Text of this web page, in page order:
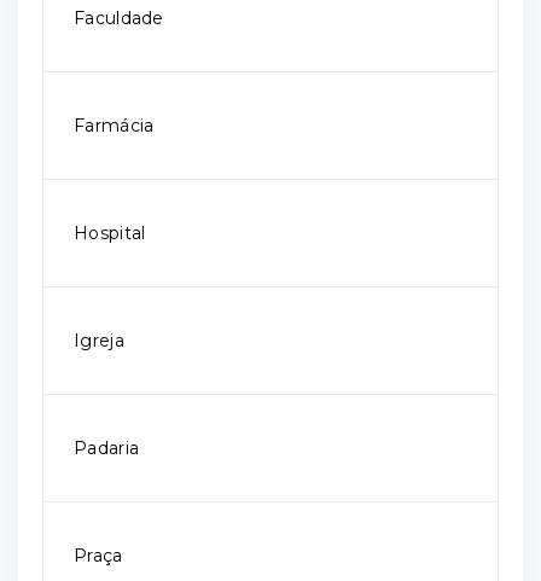
Faculdade
Farmácia
Hospital
Igreja
Padaria
Praça